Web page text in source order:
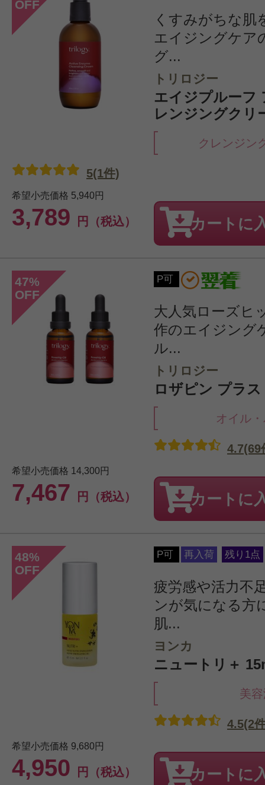
OFF
くすみがちな肌
エイジングケア
グ...
トリロジー
エイジプルーフ
レンジングクリ
クレンジン
希望小売価格 5,940円
3,789 円（税込）
5(1件)
カートに
47%
OFF
P可
大人気ローズヒ
作のエイジング
ル...
トリロジー
ロザピン プラ
オイル
希望小売価格 14,300円
7,467 円（税込）
4.7(69
カートに
48%
OFF
P可 再入荷 残り1点
疲労感や活力不
ンが気になる方
肌...
ヨンカ
ニュートリ＋
美
希望小売価格 9,680円
4,950 円（税込）
4.5(2
カートに